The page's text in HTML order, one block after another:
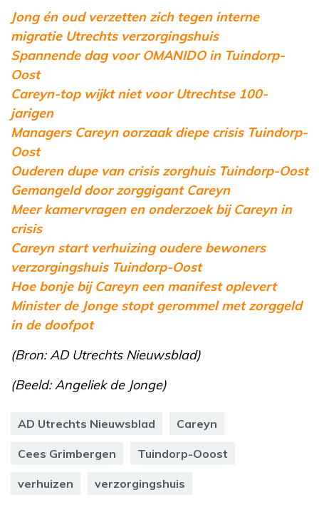
Jong én oud verzetten zich tegen interne
migratie Utrechts verzorgingshuis
Spannende dag voor OMANIDO in Tuindorp-
Oost
Careyn-top wijkt niet voor Utrechtse 100-
jarigen
Managers Careyn oorzaak diepe crisis Tuindorp-
Oost
Ouderen dupe van crisis zorghuis Tuindorp-Oost
Gemangeld door zorggigant Careyn
Meer kamervragen en onderzoek bij Careyn in
crisis
Careyn start verhuizing oudere bewoners
verzorgingshuis Tuindorp-Oost
Hoe bonje bij Careyn een manifest oplevert
Minister de Jonge stopt gerommel met zorggeld
in de doofpot
(Bron: AD Utrechts Nieuwsblad)
(Beeld: Angeliek de Jonge)
AD Utrechts Nieuwsblad Careyn
Cees Grimbergen Tuindorp-Ooost
verhuizen verzorgingshuis